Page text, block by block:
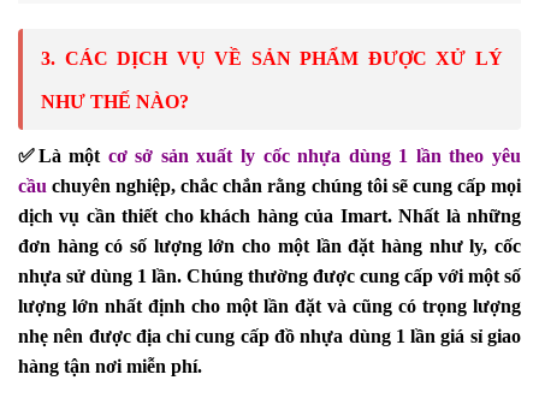
3. CÁC DỊCH VỤ VỀ SẢN PHẨM ĐƯỢC XỬ LÝ
NHƯ THẾ NÀO?
✅Là một cơ sở sản xuất ly cốc nhựa dùng 1 lần theo yêu
cầu chuyên nghiệp, chắc chắn rằng chúng tôi sẽ cung cấp mọi
dịch vụ cần thiết cho khách hàng của Imart. Nhất là những
đơn hàng có số lượng lớn cho một lần đặt hàng như ly, cốc
nhựa sử dùng 1 lần. Chúng thường được cung cấp với một số
lượng lớn nhất định cho một lần đặt và cũng có trọng lượng
nhẹ nên được địa chỉ cung cấp đồ nhựa dùng 1 lần giá sỉ giao
hàng tận nơi miễn phí.